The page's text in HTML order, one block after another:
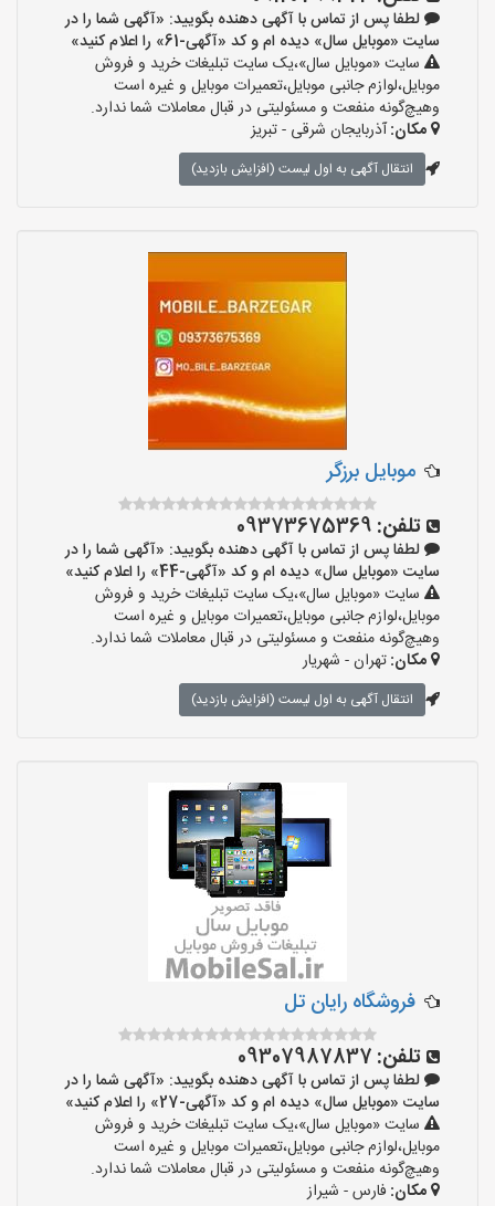
لطفا پس از تماس با آگهی دهنده بگویید: «آگهی شما را در
سایت «موبایل سال» دیده ام و کد «آگهی-61» را اعلام کنید»
سایت «موبایل سال»،یک سایت تبلیغات خرید و فروش
موبایل،لوازم جانبی موبایل،تعمیرات موبایل و غیره است
وهیچ‌گونه منفعت و مسئولیتی در قبال معاملات شما ندارد.
مکان:آذربایجان شرقی - تبریز
انتقال آگهی به اول لیست (افزایش بازدید)
موبایل برزگر
تلفن: 09373675369
لطفا پس از تماس با آگهی دهنده بگویید: «آگهی شما را در
سایت «موبایل سال» دیده ام و کد «آگهی-44» را اعلام کنید»
سایت «موبایل سال»،یک سایت تبلیغات خرید و فروش
موبایل،لوازم جانبی موبایل،تعمیرات موبایل و غیره است
وهیچ‌گونه منفعت و مسئولیتی در قبال معاملات شما ندارد.
مکان:تهران - شهریار
انتقال آگهی به اول لیست (افزایش بازدید)
فروشگاه رایان تل
تلفن: 09307987837
لطفا پس از تماس با آگهی دهنده بگویید: «آگهی شما را در
سایت «موبایل سال» دیده ام و کد «آگهی-27» را اعلام کنید»
سایت «موبایل سال»،یک سایت تبلیغات خرید و فروش
موبایل،لوازم جانبی موبایل،تعمیرات موبایل و غیره است
وهیچ‌گونه منفعت و مسئولیتی در قبال معاملات شما ندارد.
مکان: فارس - شیراز